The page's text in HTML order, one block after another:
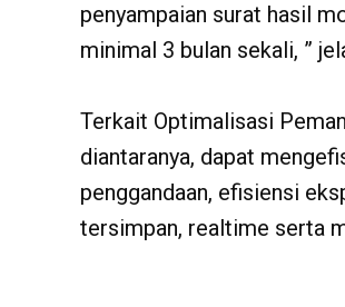
penyampaian surat hasil
minimal 3 bulan sekali, ”
Terkait Optimalisasi
diantaranya, dapat
penggandaan, efisiensi
tersimpan, realtime serta